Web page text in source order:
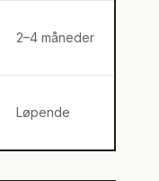
2–4 måneder
Løpende